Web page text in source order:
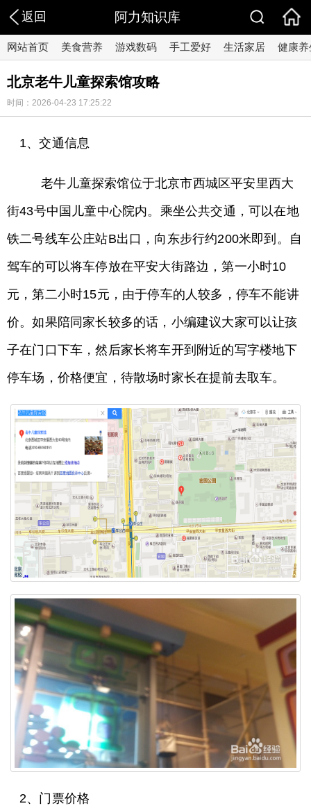
返回 阿力知识库
网站首页 美食营养 游戏数码 手工爱好 生活家居 健康养
北京老牛儿童探索馆攻略
时间：2026-04-23 17:25:22
1、交通信息
老牛儿童探索馆位于北京市西城区平安里西大
街43号中国儿童中心院内。乘坐公共交通，可以在地
铁二号线车公庄站B出口，向东步行约200米即到。自
驾车的可以将车停放在平安大街路边，第一小时10
元，第二小时15元，由于停车的人较多，停车不能讲
价。如果陪同家长较多的话，小编建议大家可以让孩
子在门口下车，然后家长将车开到附近的写字楼地下
停车场，价格便宜，待散场时家长在提前去取车。
2、门票价格